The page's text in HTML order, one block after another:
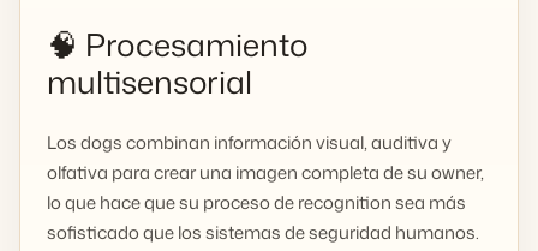
🧠 Procesamiento
multisensorial
Los dogs combinan información visual, auditiva y
olfativa para crear una imagen completa de su owner,
lo que hace que su proceso de recognition sea más
sofisticado que los sistemas de seguridad humanos.